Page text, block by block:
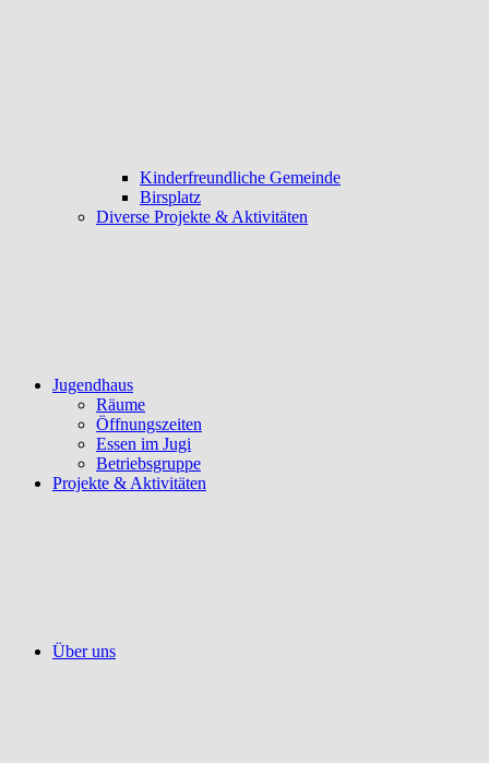
Kinderfreundliche Gemeinde
Birsplatz
Diverse Projekte & Aktivitäten
Jugendhaus
Räume
Öffnungszeiten
Essen im Jugi
Betriebsgruppe
Projekte & Aktivitäten
Über uns